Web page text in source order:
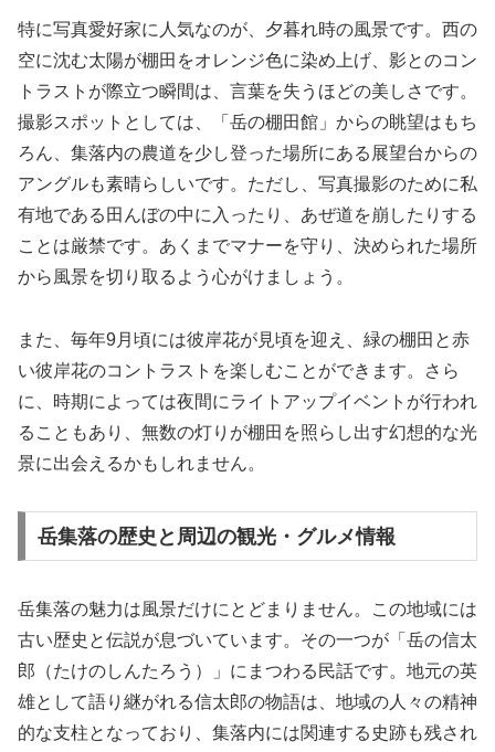
特に写真愛好家に人気なのが、夕暮れ時の風景です。西の
空に沈む太陽が棚田をオレンジ色に染め上げ、影とのコン
トラストが際立つ瞬間は、言葉を失うほどの美しさです。
撮影スポットとしては、「岳の棚田館」からの眺望はもち
ろん、集落内の農道を少し登った場所にある展望台からの
アングルも素晴らしいです。ただし、写真撮影のために私
有地である田んぼの中に入ったり、あぜ道を崩したりする
ことは厳禁です。あくまでマナーを守り、決められた場所
から風景を切り取るよう心がけましょう。
また、毎年9月頃には彼岸花が見頃を迎え、緑の棚田と赤
い彼岸花のコントラストを楽しむことができます。さら
に、時期によっては夜間にライトアップイベントが行われ
ることもあり、無数の灯りが棚田を照らし出す幻想的な光
景に出会えるかもしれません。
岳集落の歴史と周辺の観光・グルメ情報
岳集落の魅力は風景だけにとどまりません。この地域には
古い歴史と伝説が息づいています。その一つが「岳の信太
郎（たけのしんたろう）」にまつわる民話です。地元の英
雄として語り継がれる信太郎の物語は、地域の人々の精神
的な支柱となっており、集落内には関連する史跡も残され